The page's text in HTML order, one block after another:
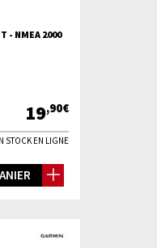
- NMEA 2000
19,90€
STOCK EN LIGNE